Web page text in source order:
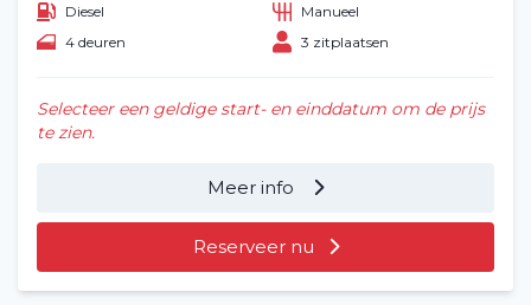
Diesel
Manueel
4 deuren
3 zitplaatsen
Selecteer een geldige start- en einddatum om de prijs
te zien.
Meer info
Reserveer nu